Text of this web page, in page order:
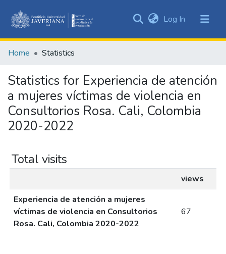
&
All of DSpace
Log In (current)
Home Statistics
Statistics for Experiencia de atención
a mujeres víctimas de violencia en
Consultorios Rosa. Cali, Colombia
2020-2022
Total visits
views
Experiencia de atención a mujeres
víctimas de violencia en Consultorios
Rosa. Cali, Colombia 2020-2022
67